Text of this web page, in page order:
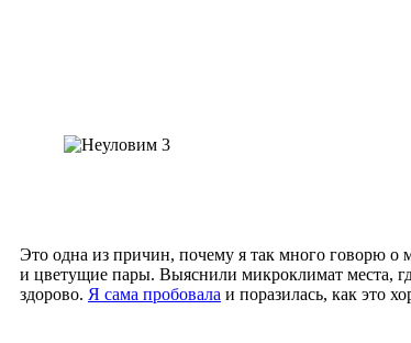
Это одна из причин, почему я так много говорю о
и цветущие пары. Выяснили микроклимат места,
здорово. Я сама пробовала и поразилась, как это